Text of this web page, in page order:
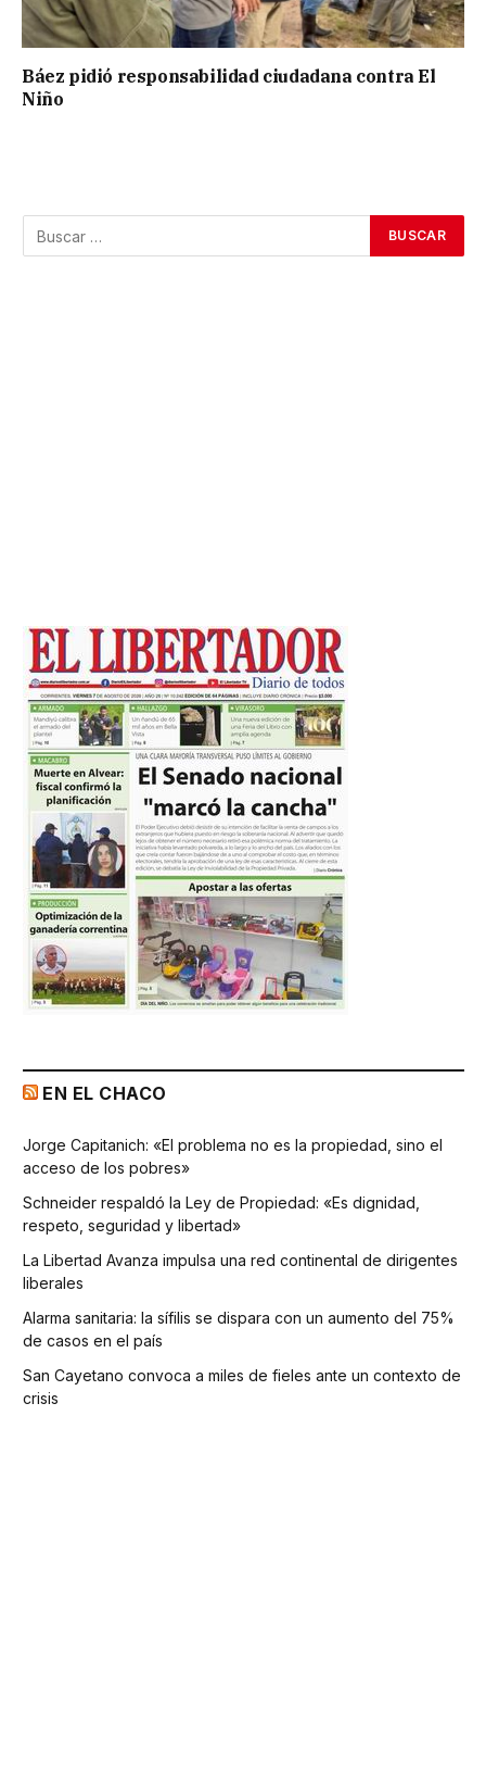
Báez pidió responsabilidad ciudadana contra El
Niño
EN EL CHACO
Jorge Capitanich: «El problema no es la propiedad, sino el
acceso de los pobres»
Schneider respaldó la Ley de Propiedad: «Es dignidad,
respeto, seguridad y libertad»
La Libertad Avanza impulsa una red continental de dirigentes
liberales
Alarma sanitaria: la sífilis se dispara con un aumento del 75%
de casos en el país
San Cayetano convoca a miles de fieles ante un contexto de
crisis